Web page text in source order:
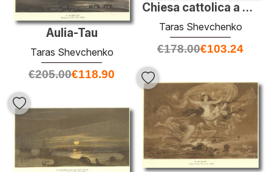
Chiesa cattolica a Kiev
Taras Shevchenko
€178.00€103.24
Aulia-Tau
Taras Shevchenko
€205.00€118.90